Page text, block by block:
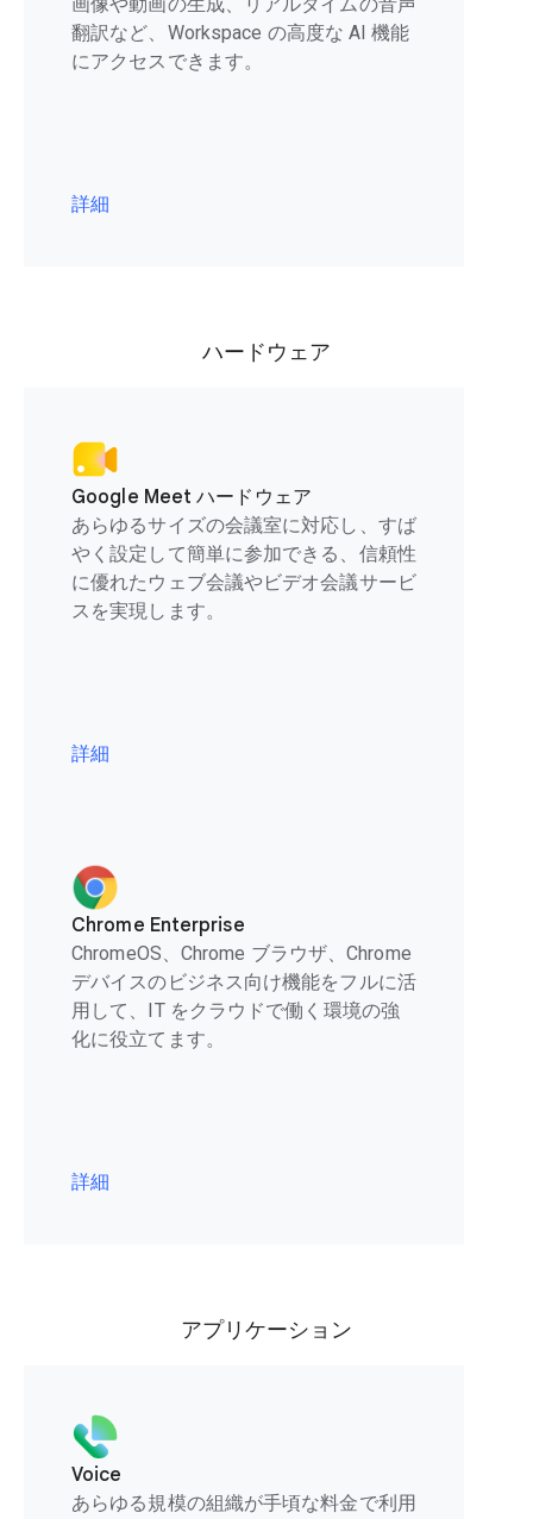
翻訳など、Workspace の高度な AI 機能
にアクセスできます。
詳細
ハードウェア
Google Meet ハードウェア
あらゆるサイズの会議室に対応し、すば
やく設定して簡単に参加できる、信頼性
に優れたウェブ会議やビデオ会議サービ
スを実現します。
詳細
Chrome Enterprise
ChromeOS、Chrome ブラウザ、Chrome
デバイスのビジネス向け機能をフルに活
用して、IT をクラウドで働く環境の強
化に役立てます。
詳細
アプリケーション
Voice
あらゆる規模の組織が手頃な料金で利用